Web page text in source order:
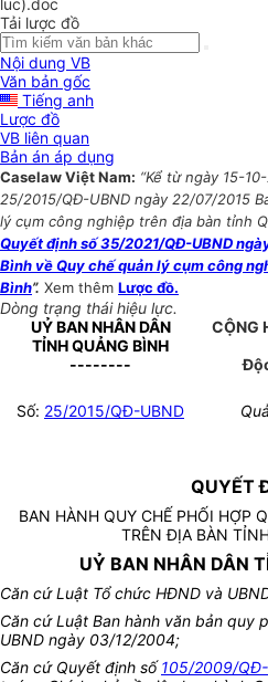
luc).doc
Tải lược đồ
Nội dung VB
Văn bản gốc
Tiếng anh
Lược đồ
VB liên quan
Bản án áp dụng
Caselaw Việt Nam: “Kể từ ngày 15-
25/2015/QĐ-UBND ngày 22/07/2015
lý cụm công nghiệp trên địa bàn tỉnh
Quyết định số 35/2021/QĐ-UBND
Bình về Quy chế quản lý cụm công
Bình”. Xem thêm Lược đồ.
Dòng trạng thái hiệu lực.
UỶ BAN NHÂN DÂN
TỈNH QUẢNG BÌNH
--------
CỘNG
Số: 25/2015/QĐ-UBND
QUYẾT
BAN HÀNH QUY CHẾ PHỐI HỢP
TRÊN ĐỊA BÀN
UỶ BAN NHÂN DÂN
Căn cứ Luật Tổ chức HĐND và
Căn cứ Luật Ban hành văn bản quy
UBND ngày 03/12/2004;
Căn cứ Quyết định số105/2009/